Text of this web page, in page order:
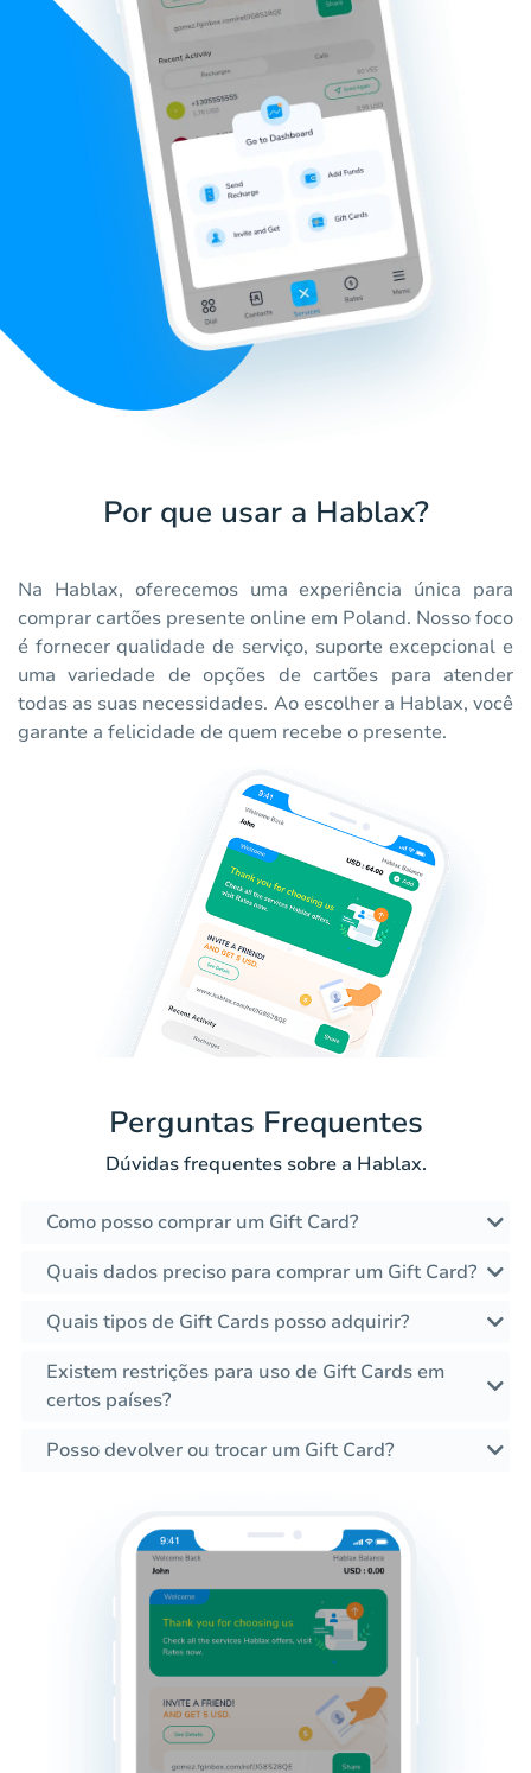
Por que usar a Hablax?
Na Hablax, oferecemos uma experiência única para
comprar cartões presente online em Poland. Nosso foco
é fornecer qualidade de serviço, suporte excepcional e
uma variedade de opções de cartões para atender
todas as suas necessidades. Ao escolher a Hablax, você
garante a felicidade de quem recebe o presente.
Perguntas Frequentes
Dúvidas frequentes sobre a Hablax.
Como posso comprar um Gift Card?
Quais dados preciso para comprar um Gift Card?
Quais tipos de Gift Cards posso adquirir?
Existem restrições para uso de Gift Cards em
certos países?
Posso devolver ou trocar um Gift Card?